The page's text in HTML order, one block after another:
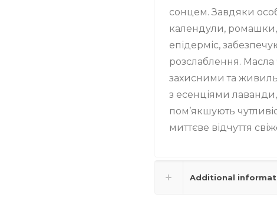
сонцем. Завдяки
календули, ромашки,
епідерміс,
розслаблення. Масла
захисними та
з есенціями
пом’якшують
миттєве відчуття
Additional